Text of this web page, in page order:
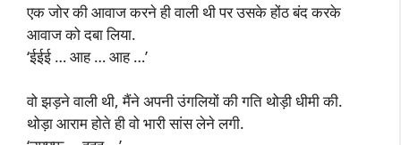
एक जोर की आवाज करने ही वाली थी पर उसके होंठ बंद करके
आवाज को दबा लिया.
‘ईईई … आह … आह …’
वो झड़ने वाली थी, मैंने अपनी उंगलियों की गति थोड़ी धीमी की.
थोड़ा आराम होते ही वो भारी सांस लेने लगी.